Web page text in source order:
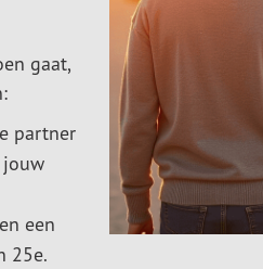
gaat,
partner
een
25e.